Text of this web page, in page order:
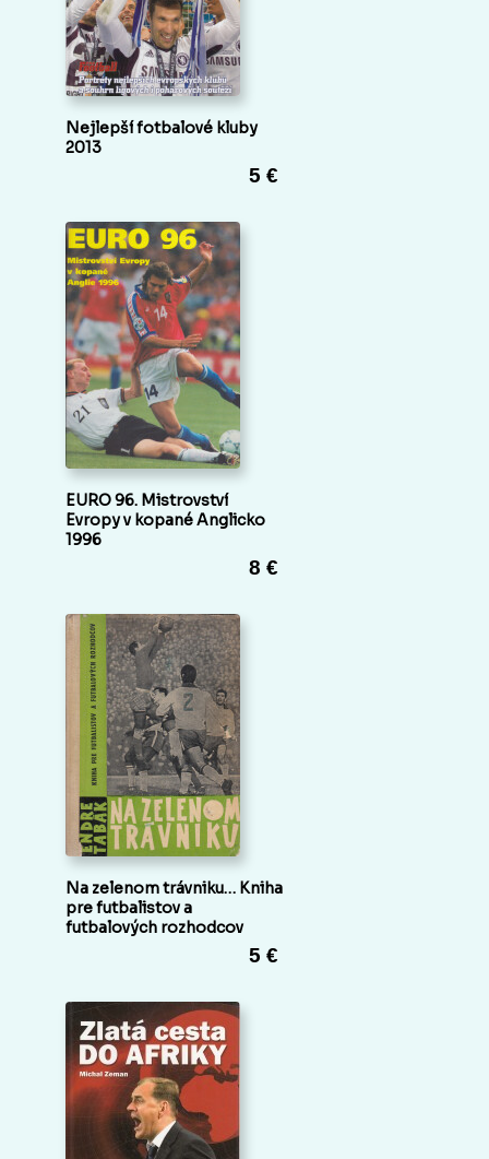
Nejlepší fotbalové kluby
2013
5 €
EURO 96. Mistrovství
Evropy v kopané Anglicko
1996
8 €
Na zelenom trávniku… Kniha
pre futbalistov a
futbalových rozhodcov
5 €